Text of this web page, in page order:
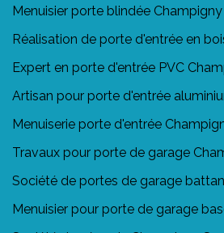
Menuisier porte blindée
Réalisation de porte d'entrée en
Expert en porte d'entrée PVC
Artisan pour porte d'entrée
Menuiserie porte d'entrée
Travaux pour porte de garage
Société de portes de garage
Menuisier pour porte de garage